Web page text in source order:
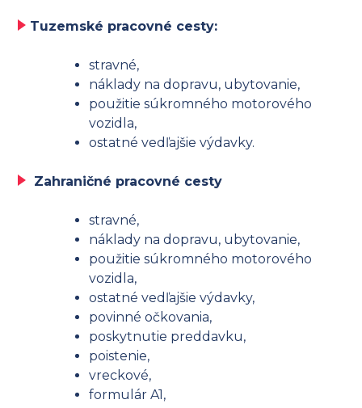
Tuzemské pracovné cesty:
stravné,
náklady na dopravu, ubytovanie,
použitie súkromného motorového
vozidla,
ostatné vedľajšie výdavky.
Zahraničné pracovné cesty
stravné,
náklady na dopravu, ubytovanie,
použitie súkromného motorového
vozidla,
ostatné vedľajšie výdavky,
povinné očkovania,
poskytnutie preddavku,
poistenie,
vreckové,
formulár A1,